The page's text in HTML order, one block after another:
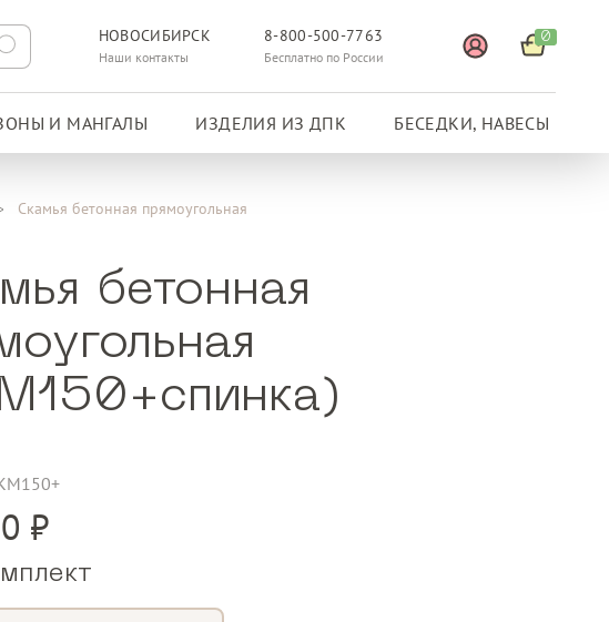
НОВОСИБИРСК
Наши контакты
8-800-500-7763
Бесплатно по России
0
И МАНГАЛЫ ИЗДЕЛИЯ ИЗ ДПК БЕСЕДКИ, НАВЕСЫ
Скамья бетонная прямоугольная
бетонная